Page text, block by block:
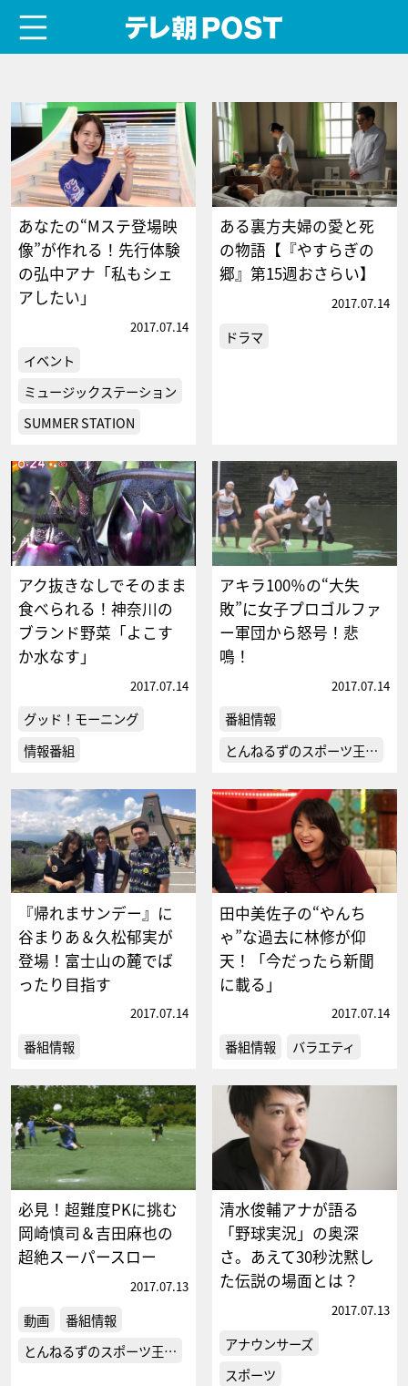
あなたの“Mステ登場映
像”が作れる！先行体験
の弘中アナ「私もシェ
アしたい」
2017.07.14
イベント
ミュージックステーション
SUMMER STATION
ある裏方夫婦の愛と死
の物語【『やすらぎの
郷』第15週おさらい】
2017.07.14
ドラマ
アク抜きなしでそのまま
食べられる！神奈川の
ブランド野菜「よこす
か水なす」
2017.07.14
グッド！モーニング
情報番組
アキラ100％の“大失
敗”に女子プロゴルファ
ー軍団から怒号！悲
鳴！
2017.07.14
番組情報
とんねるずのスポーツ王…
『帰れまサンデー』に
谷まりあ＆久松郁実が
登場！富士山の麓でば
ったり目指す
2017.07.14
番組情報
田中美佐子の“やんち
ゃ”な過去に林修が仰
天！「今だったら新聞
に載る」
2017.07.14
番組情報 バラエティ
必見！超難度PKに挑む
岡崎慎司＆吉田麻也の
超絶スーパースロー
2017.07.13
動画
番組情報
とんねるずのスポーツ王…
清水俊輔アナが語る
「野球実況」の奥深
さ。あえて30秒沈黙し
た伝説の場面とは？
2017.07.13
アナウンサーズ
スポーツ